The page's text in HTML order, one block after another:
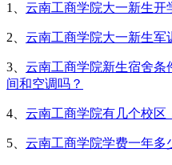
1、 云南工商学院大一新生开
2、 云南工商学院大一新生军
3、 云南工商学院新生宿舍条
间和空调吗？
4、 云南工商学院有几个校区
5、 云南工商学院学费一年多